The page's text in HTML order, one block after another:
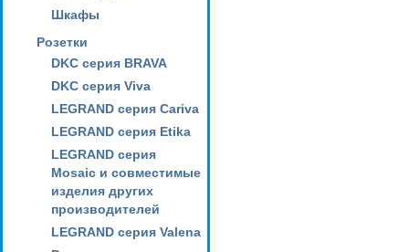
Шкафы
Розетки
DKC серия BRAVA
DKC серия Viva
LEGRAND серия Cariva
LEGRAND серия Etika
LEGRAND серия
Mosaic и совместимые
изделия других
производителей
LEGRAND серия Valena